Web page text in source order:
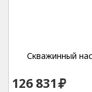
Скважинный
126 831